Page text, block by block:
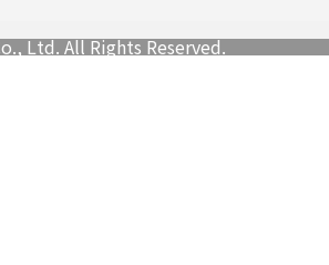
Ltd. All Rights Reserved.